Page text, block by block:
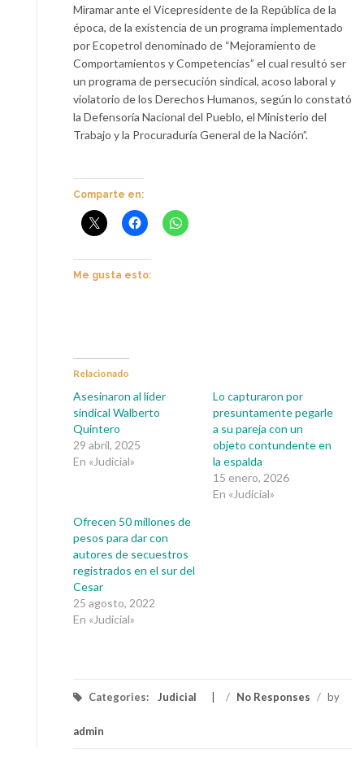
Miramar ante el Vicepresidente de la República de la
época, de la existencia de un programa implementado
por Ecopetrol denominado de “Mejoramiento de
Comportamientos y Competencias” el cual resultó ser
un programa de persecución sindical, acoso laboral y
violatorio de los Derechos Humanos, según lo constató
la Defensoría Nacional del Pueblo, el Ministerio del
Trabajo y la Procuraduría General de la Nación”.
Comparte en:
Me gusta esto:
Relacionado
Asesinaron al líder
sindical Walberto
Quintero
29 abril, 2025
En «Judicial»
Lo capturaron por
presuntamente pegarle
a su pareja con un
objeto contundente en
la espalda
15 enero, 2026
En «Judicial»
Ofrecen 50 millones de
pesos para dar con
autores de secuestros
registrados en el sur del
Cesar
25 agosto, 2022
En «Judicial»
Categories: Judicial / No Responses / by
admin